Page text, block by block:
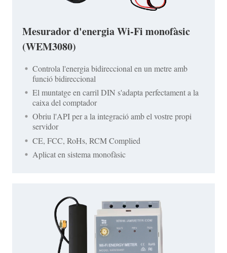
Mesurador d'energia Wi-Fi monofàsic
(WEM3080)
Controla l'energia bidireccional en un metre amb
funció bidireccional
El muntatge en carril DIN s'adapta perfectament a la
caixa del comptador
Obriu l'API per a la integració amb el vostre propi
servidor
CE, FCC, RoHs, RCM Complied
Aplicat en sistema monofàsic